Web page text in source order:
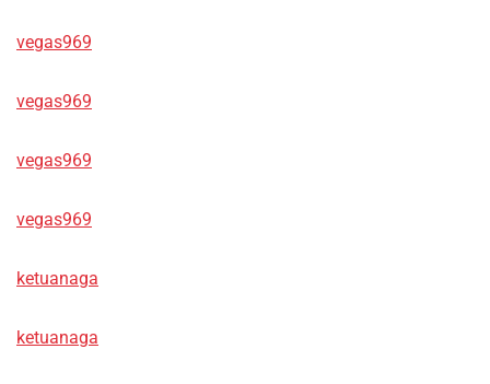
vegas969
vegas969
vegas969
vegas969
ketuanaga
ketuanaga